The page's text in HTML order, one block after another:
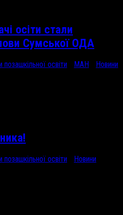
осіти стали
Сумської ОДА
позашкільної освіти МАН
Новини
позашкільної освіти
Новини